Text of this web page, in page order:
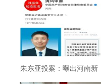
·拥军助老进社区慰问活动
朱东亚投案：曝出河南新